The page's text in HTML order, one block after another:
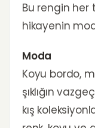
Bu rengin her
hikayenin
Moda
Koyu bordo,
şıklığın
kış